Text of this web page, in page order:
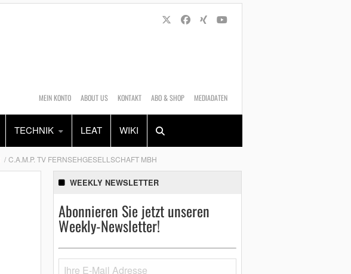
MEIN KONTO ABOUT US KONTAKT ABO & SHOP MEDIADATEN
TECHNIK LEAT WIKI
Alles Shop
C.A.M.P. TV FERNSEHGESELLSCHAFT MBH
WEEKLY NEWSLETTER
Abonnieren Sie jetzt unseren
Weekly-Newsletter!